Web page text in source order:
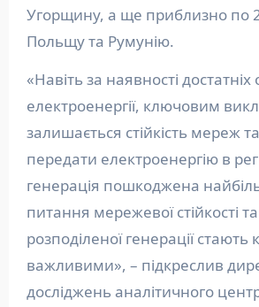
Угорщину, а ще приблизно по
Польщу та Румунію.
«Навіть за наявності достатніх
електроенергії, ключовим
залишається стійкість мереж
передати електроенергію в
генерація пошкоджена
питання мережевої стійкості
розподіленої генерації стають
важливими», – підкреслив
досліджень аналітичного